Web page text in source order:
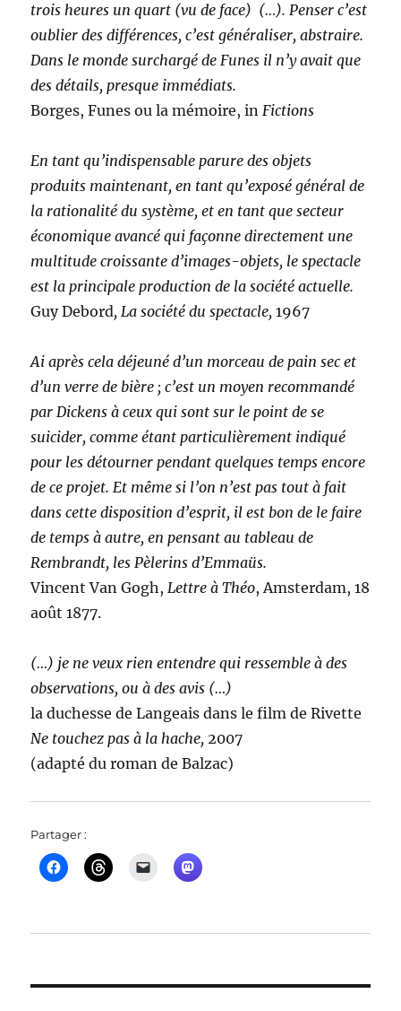
trois heures un quart (vu de face) (…). Penser c’est
oublier des différences, c’est généraliser, abstraire.
Dans le monde surchargé de Funes il n’y avait que
des détails, presque immédiats.
Borges, Funes ou la mémoire, inFictions
En tant qu’indispensable parure des objets
produits maintenant, en tant qu’exposé général de
la rationalité du système, et en tant que secteur
économique avancé qui façonne directement une
multitude croissante d’images-objets, le spectacle
est la principale production de la société actuelle.
Guy Debord, La société du spectacle,1967
Ai après cela déjeuné d’un morceau de pain sec et
d’un verre de bière ; c’est un moyen recommandé
par Dickens à ceux qui sont sur le point de se
suicider, comme étant particulièrement indiqué
pour les détourner pendant quelques temps encore
de ce projet. Et même si l’on n’est pas tout à fait
dans cette disposition d’esprit, il est bon de le faire
de temps à autre, en pensant au tableau de
Rembrandt, les Pèlerins d’Emmaüs.
Vincent Van Gogh,Lettre à Théo, Amsterdam, 18
août 1877.
(…) je ne veux rien entendre qui ressemble à des
observations, ou à des avis (…)
la duchesse de Langeais dans le film de Rivette
Ne touchez pas à la hache, 2007
(adapté du roman de Balzac)
Partager :